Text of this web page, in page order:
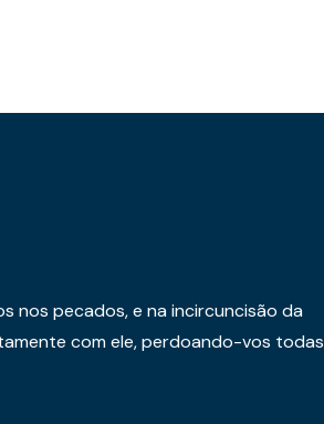
nos pecados, e na incircuncisão da
com ele, perdoando-vos todas